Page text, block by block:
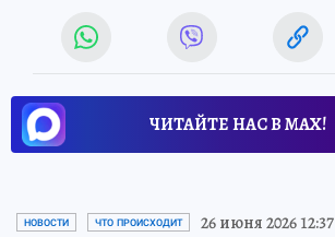
ЧИТАЙТЕ НАС В МАХ!
НОВОСТИ ЧТО ПРОИСХОДИТ 26 июня 2026 12:37